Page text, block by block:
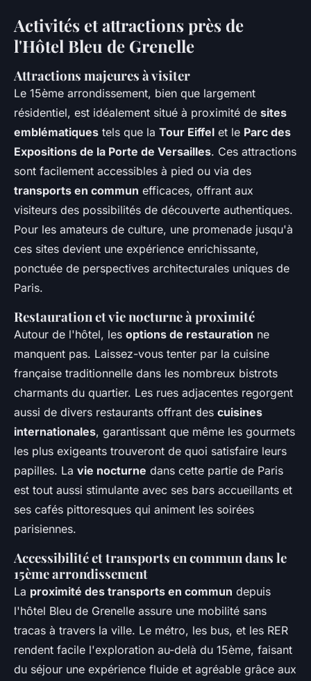
Activités et attractions près de
l'Hôtel Bleu de Grenelle
Attractions majeures à visiter
Le 15ème arrondissement, bien que largement
résidentiel, est idéalement situé à proximité de sites
emblématiques tels que la Tour Eiffel et le Parc des
Expositions de la Porte de Versailles. Ces attractions
sont facilement accessibles à pied ou via des
transports en commun efficaces, offrant aux
visiteurs des possibilités de découverte authentiques.
Pour les amateurs de culture, une promenade jusqu'à
ces sites devient une expérience enrichissante,
ponctuée de perspectives architecturales uniques de
Paris.
Restauration et vie nocturne à proximité
Autour de l'hôtel, les options de restauration ne
manquent pas. Laissez-vous tenter par la cuisine
française traditionnelle dans les nombreux bistrots
charmants du quartier. Les rues adjacentes regorgent
aussi de divers restaurants offrant des cuisines
internationales, garantissant que même les gourmets
les plus exigeants trouveront de quoi satisfaire leurs
papilles. La vie nocturne dans cette partie de Paris
est tout aussi stimulante avec ses bars accueillants et
ses cafés pittoresques qui animent les soirées
parisiennes.
Accessibilité et transports en commun dans le
15ème arrondissement
La proximité des transports en commun depuis
l'hôtel Bleu de Grenelle assure une mobilité sans
tracas à travers la ville. Le métro, les bus, et les RER
rendent facile l'exploration au-delà du 15ème, faisant
du séjour une expérience fluide et agréable grâce aux